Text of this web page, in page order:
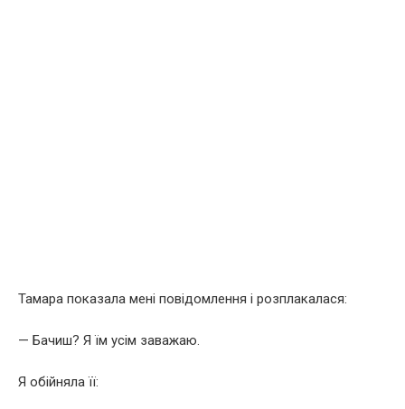
Тамара показала мені повідомлення і розплакалася:
— Бачиш? Я їм усім заважаю.
Я обійняла її: